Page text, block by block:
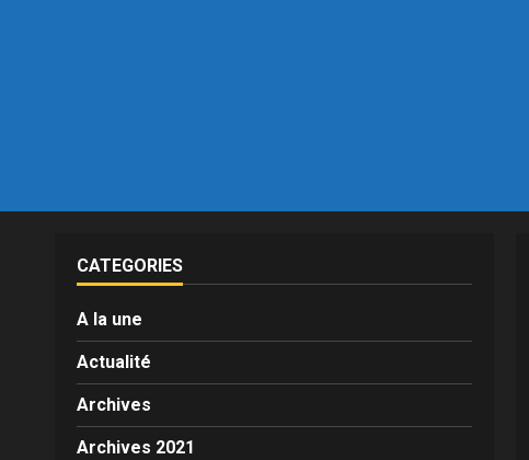
CATEGORIES
A la une
Actualité
Archives
Archives 2021